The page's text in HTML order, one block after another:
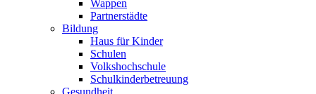
Wappen
Partnerstädte
Bildung
Haus für Kinder
Schulen
Volkshochschule
Schulkinderbetreuung
Gesundheit